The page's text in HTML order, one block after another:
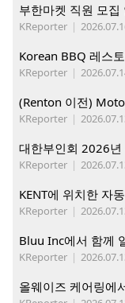
부한마켓 직원 모집
KReporter |
KReporter |
KReporter |
KReporter |
KReporter |
Bluu Inc에서 함께
KReporter |
올웨이즈 케어링에